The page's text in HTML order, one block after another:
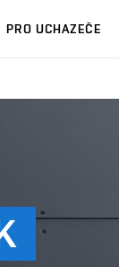
PRO UCHAZEČE